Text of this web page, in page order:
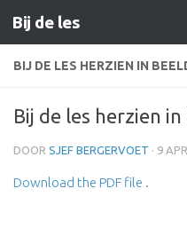
Doorgaan naar inhoud
Bij de les
BIJ DE LES HERZIEN IN
Bij de les herzien
DOOR SJEF BERGERVOET · 9
Download the PDF file .